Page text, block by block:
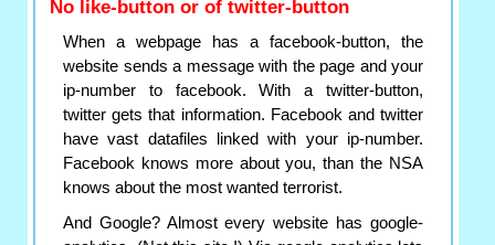
No like-button or of twitter-button
When a webpage has a facebook-button, the
website sends a message with the page and your
ip-number to facebook. With a twitter-button,
twitter gets that information. Facebook and twitter
have vast datafiles linked with your ip-number.
Facebook knows more about you, than the NSA
knows about the most wanted terrorist.
And Google? Almost every website has google-